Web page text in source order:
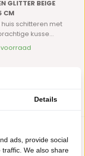
GLITTER BEIGE
CM
huis schitteren met
kusse...
Details
ads, provide social
We also share